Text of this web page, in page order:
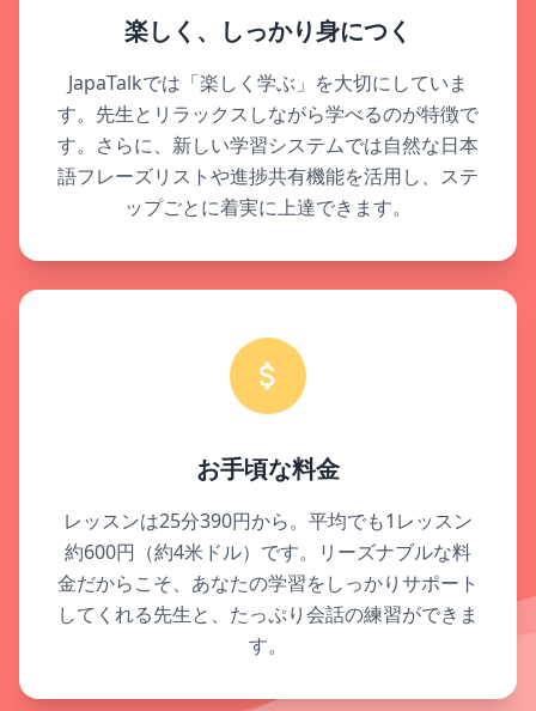
楽しく、しっかり身につく
JapaTalkでは「楽しく学ぶ」を大切にしていま
す。先生とリラックスしながら学べるのが特徴で
す。さらに、新しい学習システムでは自然な日本
語フレーズリストや進捗共有機能を活用し、ステ
ップごとに着実に上達できます。
お手頃な料金
レッスンは25分390円から。平均でも1レッスン
約600円（約4米ドル）です。リーズナブルな料
金だからこそ、あなたの学習をしっかりサポート
してくれる先生と、たっぷり会話の練習ができま
す。